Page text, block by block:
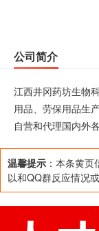
公司简介
江西井冈药坊生物
用品、劳保用品生
自营和代理国内外
温馨提示 ：本条黄
以和QQ群反应情况